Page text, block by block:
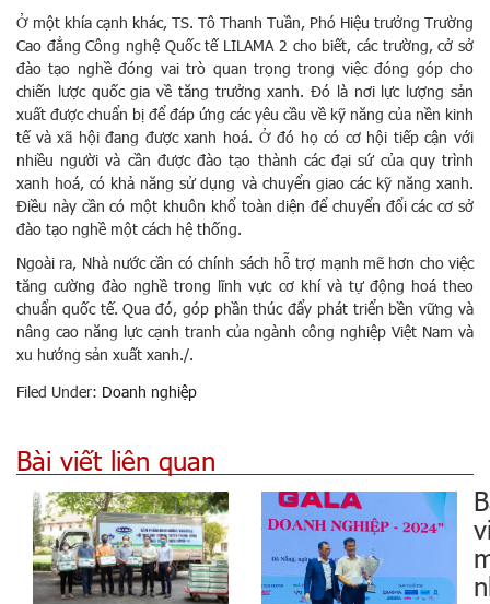
Ở một khía cạnh khác, TS. Tô Thanh Tuần, Phó Hiệu trưởng Trường
Cao đẳng Công nghệ Quốc tế LILAMA 2 cho biết, các trường, cở sở
đào tạo nghề đóng vai trò quan trọng trong việc đóng góp cho
chiến lược quốc gia về tăng trưởng xanh. Đó là nơi lực lượng sản
xuất được chuẩn bị để đáp ứng các yêu cầu về kỹ năng của nền kinh
tế và xã hội đang được xanh hoá. Ở đó họ có cơ hội tiếp cận với
nhiều người và cần được đào tạo thành các đại sứ của quy trình
xanh hoá, có khả năng sử dụng và chuyển giao các kỹ năng xanh.
Điều này cần có một khuôn khổ toàn diện để chuyển đổi các cơ sở
đào tạo nghề một cách hệ thống.
Ngoài ra, Nhà nước cần có chính sách hỗ trợ mạnh mẽ hơn cho việc
tăng cường đào nghề trong lĩnh vực cơ khí và tự động hoá theo
chuẩn quốc tế. Qua đó, góp phần thúc đẩy phát triển bền vững và
nâng cao năng lực cạnh tranh của ngành công nghiệp Việt Nam và
xu hướng sản xuất xanh./.
Filed Under: Doanh nghiệp
Bài viết liên quan